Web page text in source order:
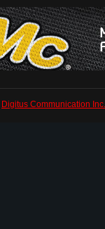
Digitus Communication Inc.